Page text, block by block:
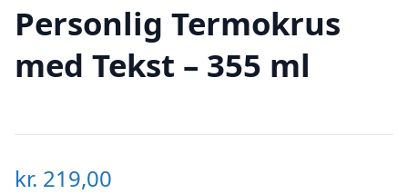
Personlig Termokrus
med Tekst – 355 ml
kr. 219,00